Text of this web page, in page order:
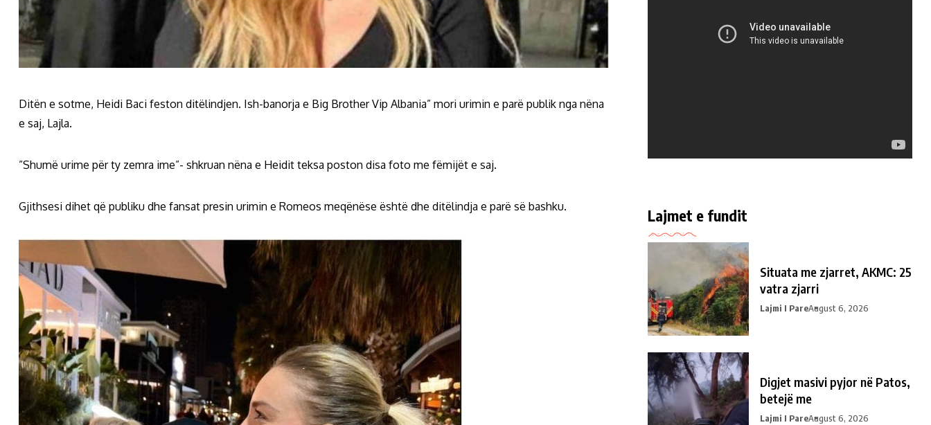
Ditën e sotme, Heidi Baci feston ditëlindjen. Ish-banorja e Big Brother Vip Albania” mori urimin e parë publik nga nëna
e saj, Lajla.
”Shumë urime për ty zemra ime”- shkruan nëna e Heidit teksa poston disa foto me fëmijët e saj.
Gjithsesi dihet që publiku dhe fansat presin urimin e Romeos meqënëse është dhe ditëlindja e parë së bashku. Lajmet e fundit
Situata me zjarret, AKMC: 25
vatra zjarri
Lajmi I PareAugust 6, 2026
Digjet masivi pyjor në Patos,
betejë me
Lajmi I PareAugust 6, 2026